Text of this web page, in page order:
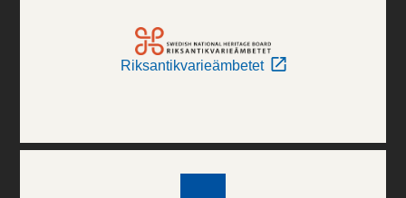
Riksantikvarieämbetet